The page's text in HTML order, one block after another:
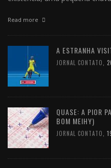
Read more
A ESTRANHA
JORNAL CONTATO
QUASE: A PIOR
BOM MEIHY)
JORNAL CONTATO